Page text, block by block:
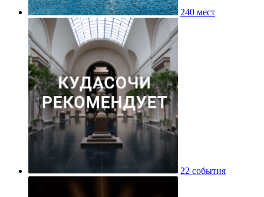
240 мест
22 события